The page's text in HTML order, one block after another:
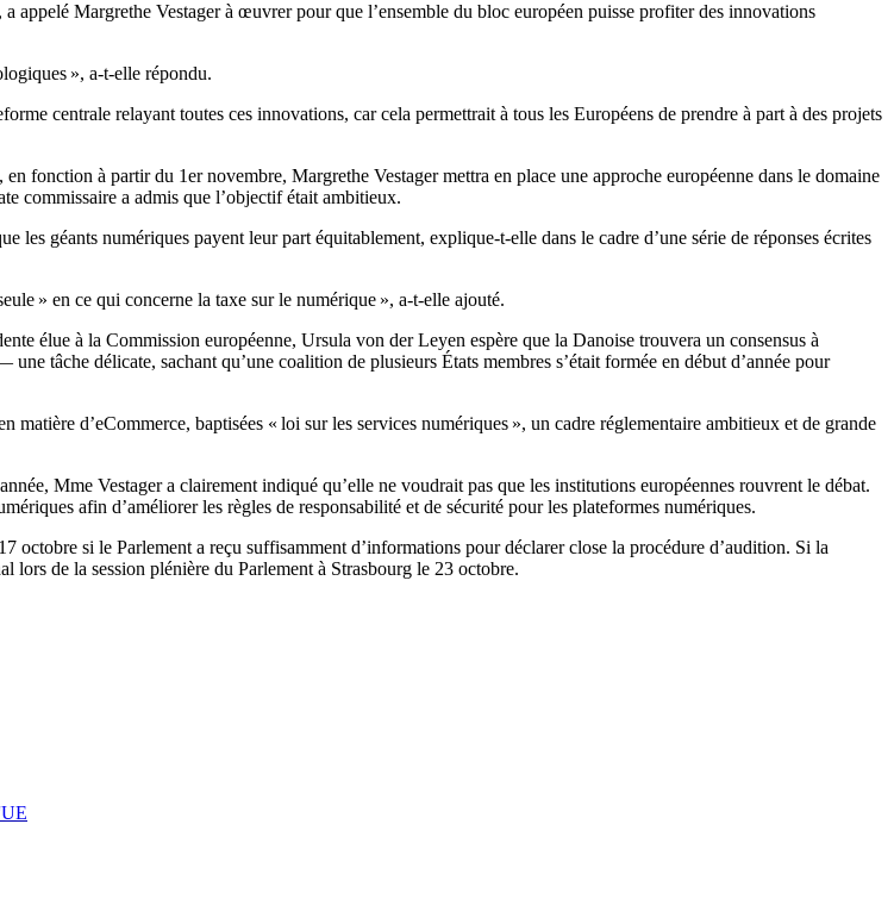
appelé Margrethe Vestager à œuvrer pour que l’ensemble du bloc européen puisse profiter des innovations
», a-t-elle répondu.
centrale relayant toutes ces innovations, car cela permettrait à tous les Européens de prendre à part à des projets
fonction à partir du 1er novembre, Margrethe Vestager mettra en place une approche européenne dans le domaine
commissaire a admis que l’objectif était ambitieux.
les géants numériques payent leur part équitablement, explique-t-elle dans le cadre d’une série de réponses écrites
» en ce qui concerne la taxe sur le numérique », a-t-elle ajouté.
élue à la Commission européenne, Ursula von der Leyen espère que la Danoise trouvera un consensus à
tâche délicate, sachant qu’une coalition de plusieurs États membres s’était formée en début d’année pour
d’eCommerce, baptisées « loi sur les services numériques », un cadre réglementaire ambitieux et de grande
Mme Vestager a clairement indiqué qu’elle ne voudrait pas que les institutions européennes rouvrent le débat.
afin d’améliorer les règles de responsabilité et de sécurité pour les plateformes numériques.
octobre si le Parlement a reçu suffisamment d’informations pour déclarer close la procédure d’audition. Si la
lors de la session plénière du Parlement à Strasbourg le 23 octobre.